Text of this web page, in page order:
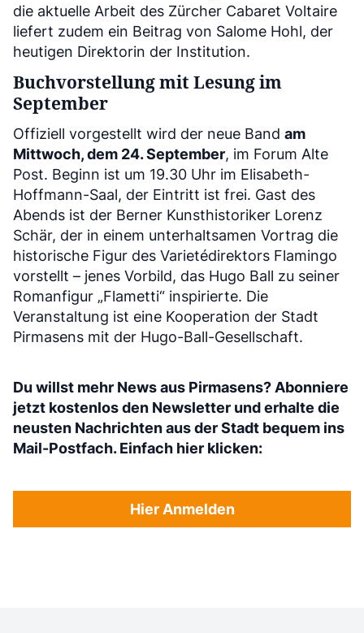
die aktuelle Arbeit des Zürcher Cabaret Voltaire
liefert zudem ein Beitrag von Salome Hohl, der
heutigen Direktorin der Institution.
Buchvorstellung mit Lesung im
September
Offiziell vorgestellt wird der neue Band am
Mittwoch, dem 24. September, im Forum Alte
Post. Beginn ist um 19.30 Uhr im Elisabeth-
Hoffmann-Saal, der Eintritt ist frei. Gast des
Abends ist der Berner Kunsthistoriker Lorenz
Schär, der in einem unterhaltsamen Vortrag die
historische Figur des Varietédirektors Flamingo
vorstellt – jenes Vorbild, das Hugo Ball zu seiner
Romanfigur „Flametti“ inspirierte. Die
Veranstaltung ist eine Kooperation der Stadt
Pirmasens mit der Hugo-Ball-Gesellschaft.
Du willst mehr News aus Pirmasens? Abonniere
jetzt kostenlos den Newsletter und erhalte die
neusten Nachrichten aus der Stadt bequem ins
Mail-Postfach. Einfach hier klicken:
Hier Anmelden